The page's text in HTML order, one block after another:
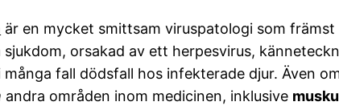
är en mycket smittsam viruspatologi som
sjukdom, orsakad av ett herpesvirus,
fall dödsfall hos infekterade djur. Även
andra områden inom medicinen, inklusive